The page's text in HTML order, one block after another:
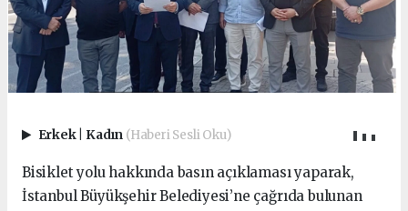
Erkek Kadın (Haberi Sesli Oku)
Bisiklet yolu hakkında basın açıklaması yaparak,
İstanbul Büyükşehir Belediyesi’ne çağrıda bulunan